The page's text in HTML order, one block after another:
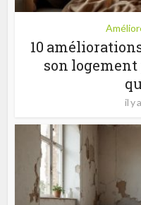
10
son
il y